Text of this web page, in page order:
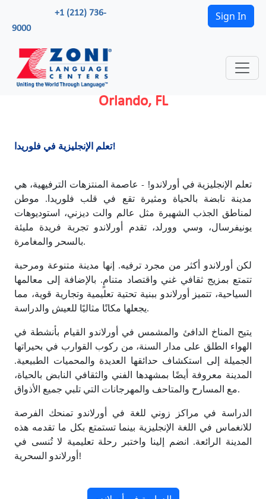
+1 (212) 736-
9000
Sign In
Orlando, FL
تعلم الإنجليزية في فلوريدا!
تعلم الإنجليزية في أورلاندو! - عاصمة المنتزهات الترفيهية، هي
مدينة نابضة بالحياة ومثيرة تقع في قلب فلوريدا. موطن
لمناطق الجذب الشهيرة مثل عالم والت ديزني، استوديوهات
يونيفرسال، وسي وورلد، تقدم أورلاندو تجربة فريدة مليئة
بالسحر والمغامرة.
لكن أورلاندو أكثر من مجرد ترفيه. إنها مدينة متنوعة ومرحبة
تتمتع بمزيج ثقافي غني واقتصاد متنامٍ. بالإضافة إلى معالمها
السياحية، تتميز أورلاندو ببنية تحتية تعليمية وتجارية قوية، مما
يجعلها مكانًا مثاليًا للعيش والدراسة.
يتيح المناخ الدافئ والمشمس في أورلاندو القيام بأنشطة في
الهواء الطلق على مدار السنة، من ركوب القوارب في بحيراتها
الجميلة إلى استكشاف حدائقها العديدة والمحميات الطبيعية.
المدينة معروفة أيضًا بمشهدها الفني والثقافي النابض بالحياة،
مع المسارح والمتاحف والمهرجانات التي تلبي جميع الأذواق.
الدراسة في مراكز زوني للغة في أورلاندو تمنحك الفرصة
للانغماس في اللغة الإنجليزية بينما تستمتع بكل ما تقدمه هذه
المدينة الرائعة. انضم إلينا واختبر رحلة تعليمية لا تُنسى في
أورلاندو السحرية!